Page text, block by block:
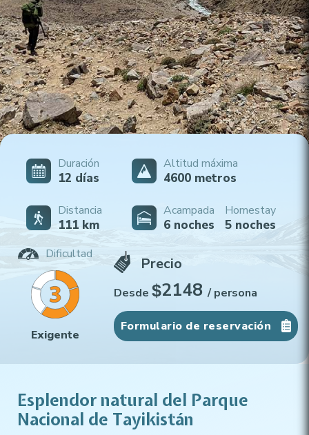
Duración
12 días
Distancia
111 km
Altitud máxima
4600 metros
Acampada
6 noches
Homestay
5 noches
Dificultad
Exigente
Precio
Desde $2148 / persona
Formulario de reservación​
Esplendor natural del Parque
Nacional de Tayikistán